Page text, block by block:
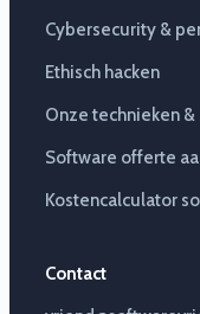
Cybersecurity &
Ethisch hacken
Onze technieken &
Software offerte
Kostencalculator
Contact